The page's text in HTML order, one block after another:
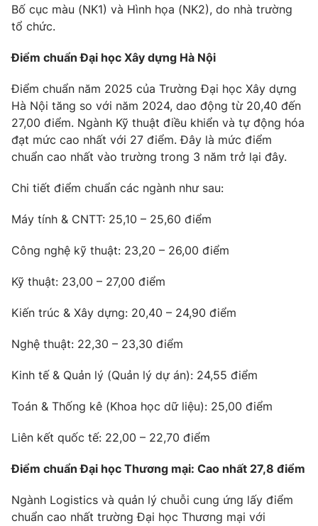
Bố cục màu (NK1) và Hình họa (NK2), do nhà trường
tổ chức.
Điểm chuẩn Đại học Xây dựng Hà Nội
Điểm chuẩn năm 2025 của Trường Đại học Xây dựng
Hà Nội tăng so với năm 2024, dao động từ 20,40 đến
27,00 điểm. Ngành Kỹ thuật điều khiển và tự động hóa
đạt mức cao nhất với 27 điểm. Đây là mức điểm
chuẩn cao nhất vào trường trong 3 năm trở lại đây.
Chi tiết điểm chuẩn các ngành như sau:
Máy tính & CNTT: 25,10 – 25,60 điểm
Công nghệ kỹ thuật: 23,20 – 26,00 điểm
Kỹ thuật: 23,00 – 27,00 điểm
Kiến trúc & Xây dựng: 20,40 – 24,90 điểm
Nghệ thuật: 22,30 – 23,30 điểm
Kinh tế & Quản lý (Quản lý dự án): 24,55 điểm
Toán & Thống kê (Khoa học dữ liệu): 25,00 điểm
Liên kết quốc tế: 22,00 – 22,70 điểm
Điểm chuẩn Đại học Thương mại: Cao nhất 27,8 điểm
Ngành Logistics và quản lý chuỗi cung ứng lấy điểm
chuẩn cao nhất trường Đại học Thương mại với